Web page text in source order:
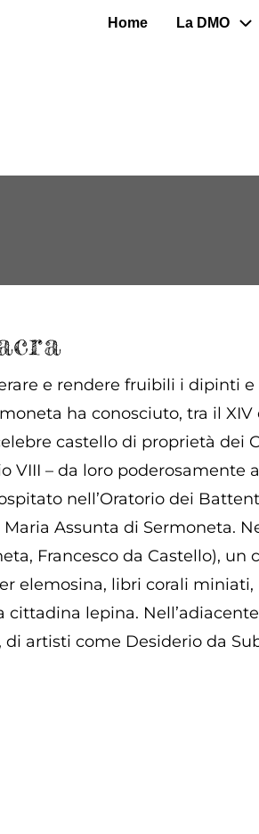
Home La DMO
e rendere fruibili i dipinti
ha conosciuto, tra il
castello di proprietà dei
VIII – da loro
nell’Oratorio dei
Assunta di Sermoneta.
Francesco da Castello),
elemosina, libri corali
lepina.
artisti come Desiderio da